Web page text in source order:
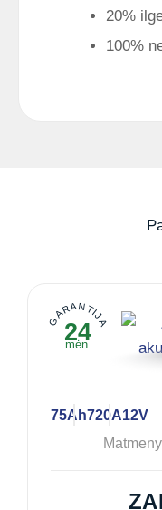
20%
100%
GARANTIJA
24
mėn.
75Ah720A12V